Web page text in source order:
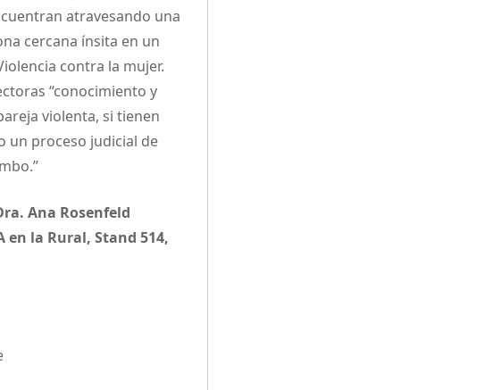
atravesando una
cercana ínsita en un
contra la mujer.
“conocimiento y
violenta, si tienen
un proceso judicial de
Ana Rosenfeld
la Rural, Stand 514,